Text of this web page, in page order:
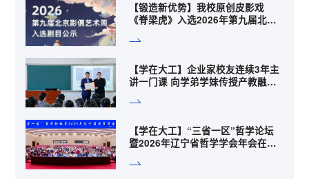
【锻造新优势】我校原创皮影戏
《脊梁虎》入选2026年第九届北京
【学在大工】企业家校友连续3年主
讲一门课 向学弟学妹传授产教融合
【学在大工】“三省一区”哲学论坛
暨2026年辽宁省哲学学会年会在我